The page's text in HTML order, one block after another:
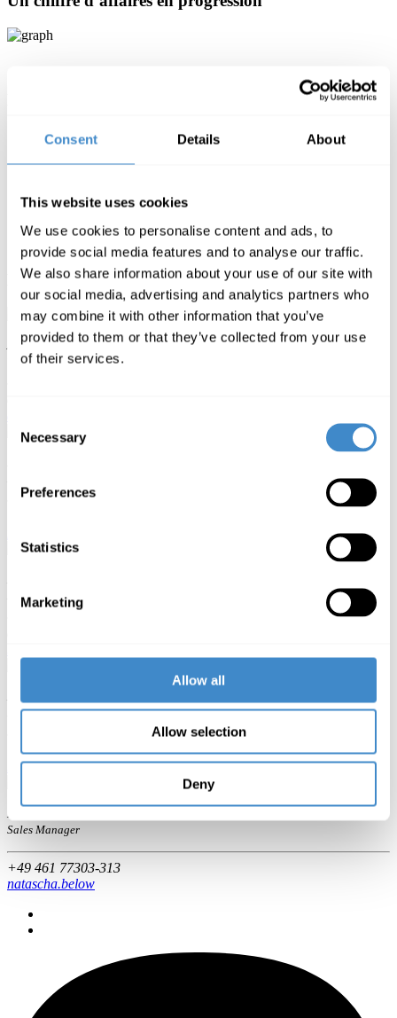
Consent Details About
This website uses cookies
We use cookies to personalise content and ads, to
provide social media features and to analyse our traffic.
We also share information about your use of our site with
our social media, advertising and analytics partners who
may combine it with other information that you’ve
provided to them or that they’ve collected from your use
of their services.
Selection
Necessary
Preferences
Statistics
Marketing
Allow all
Allow selection
Deny
Logistique de pointe avec gestion informatisée
Home, Microsoft & Software, Apple
efficaces
et de la mise en oeuvre de concepts de distributions
spécialisées
L’équipe en France
Aurore DURAND
Team Lead France
Key Account Manager
Product Manager Video
+33 681 332 022
mathieu.woisson
Sales Manager
+49 461 77303-313
natascha.below